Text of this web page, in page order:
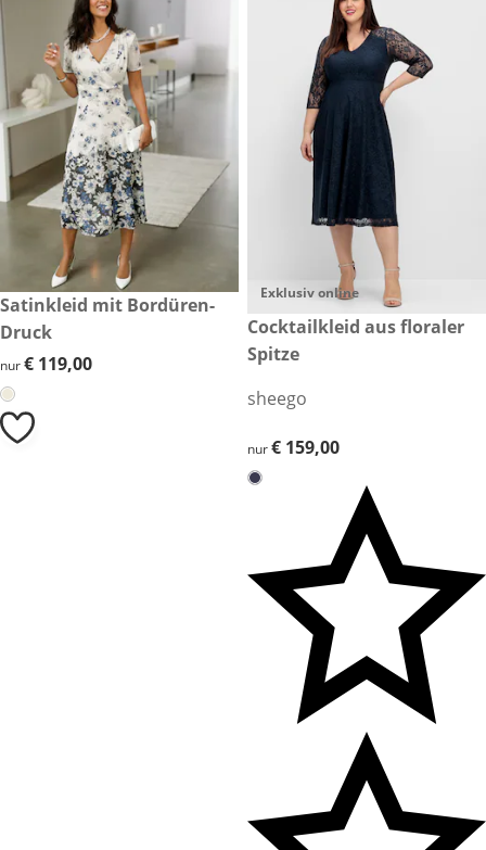
€ 119,00
Satinkleid mit Bordüren-
Druck
€ 119,00
nur€ 119,00
Exklusiv online
€ 159,00
Cocktailkleid aus floraler
Spitze
sheego
€ 159,00
nur€ 159,00